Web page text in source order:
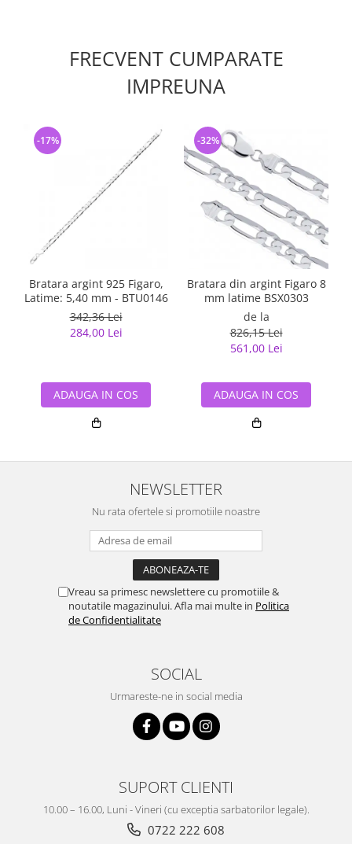
FRECVENT CUMPARATE
IMPREUNA
Bratara argint 925 Figaro,
Latime: 5,40 mm - BTU0146
342,36 Lei
284,00 Lei
-17%
ADAUGA IN COS
Bratara din argint Figaro 8
mm latime BSX0303
de la
826,15 Lei
561,00 Lei
-32%
ADAUGA IN COS
NEWSLETTER
Nu rata ofertele si promotiile noastre
Vreau sa primesc newslettere cu promotiile &
noutatile magazinului. Afla mai multe in Politica
de Confidentialitate
SOCIAL
Urmareste-ne in social media
SUPORT CLIENTI
10.00 – 16.00, Luni - Vineri (cu exceptia sarbatorilor legale).
0722 222 608